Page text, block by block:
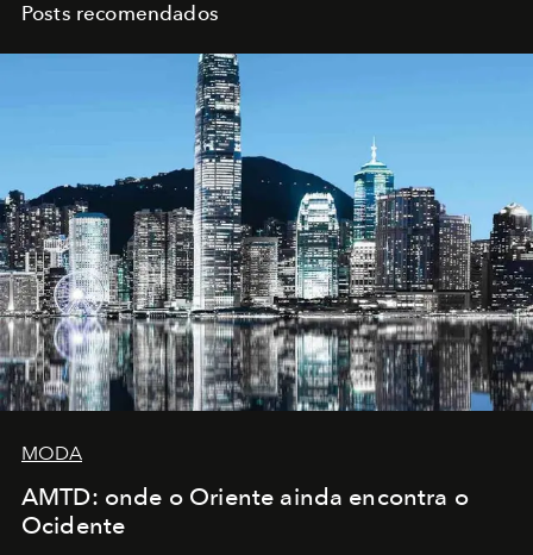
Posts recomendados
MODA
AMTD: onde o Oriente ainda encontra o
Ocidente